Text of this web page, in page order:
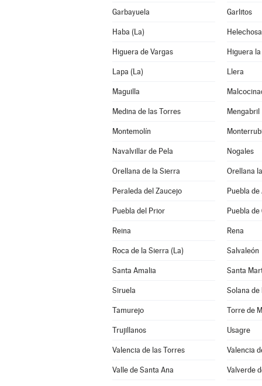
Garbayuela Garlitos
Haba (La)
Higuera de Vargas Higuera la
Lapa (La) Llera
Maguilla
Medina de las Torres Mengabril
Montemolín
Navalvillar de Pela Nogales
Orellana de la Sierra Orellana
Peraleda del Zaucejo Puebla
Puebla del Prior Puebla de
Reina Rena
Roca de la Sierra (La) Salvaleón
Santa Amalia Santa
Siruela Solana de
Tamurejo Torre de
Trujillanos Usagre
Valencia de las Torres Valencia
Valle de Santa Ana Valverde